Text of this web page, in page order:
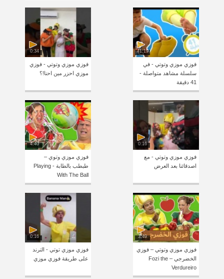
41:19
فوزي موزي وتوتي - في
سلسلة مشاهد متواصلة -
41 دقيقة
0:34
فوزي موزي وتوتي - فوزي
موزي احزر مين احنا!؟
0:16
فوزي موزي وتوتي - مع
اصدقائنا بعد العرض
4:40
فوزي موزي وتوي –
طبطب بالطابة - Playing
With The Ball
3:49
فوزي موزي وتوتي – فوزي
الخضرجي – Fozi the
Verdureiro
0:16
فوزي موزي توتي - الترند
على طريقة فوزي موزي